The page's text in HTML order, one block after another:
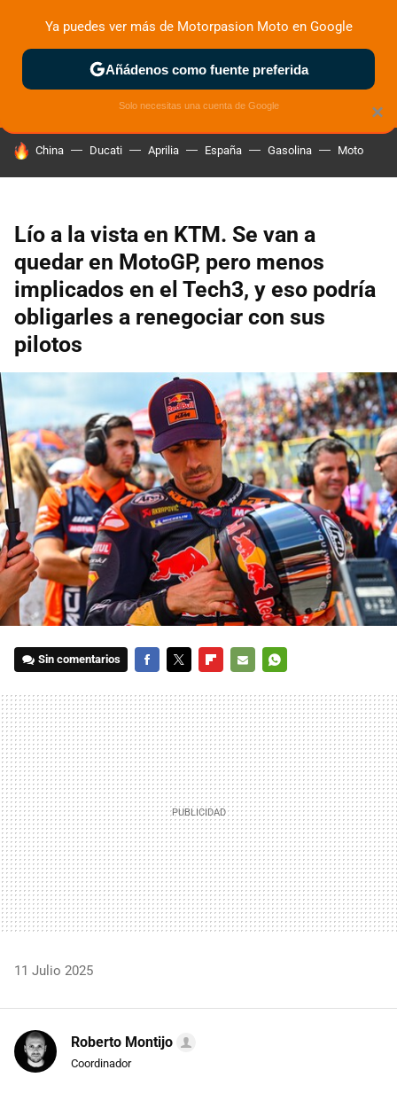
ZONA DE PRUEBAS DEPORTIVAS MOTOS ELÉCTRICAS
HOY SE HABLA DE
China Ducati Aprilia España Gasolina Moto
Lío a la vista en KTM. Se van a
quedar en MotoGP, pero menos
implicados en el Tech3, y eso podría
obligarles a renegociar con sus
pilotos
Sin comentarios
MAIL
11 Julio 2025
Roberto Montijo
Coordinador
×
Ya puedes ver más de Motorpasion Moto en Google
Añádenos como fuente preferida
Solo necesitas una cuenta de Google